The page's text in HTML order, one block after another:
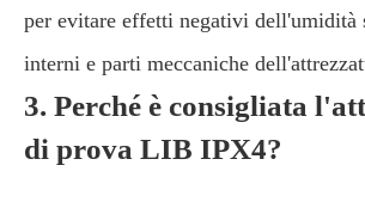
per evitare effetti negativi
interni e parti meccaniche
3. Perché è consigliata
di prova LIB IPX4?